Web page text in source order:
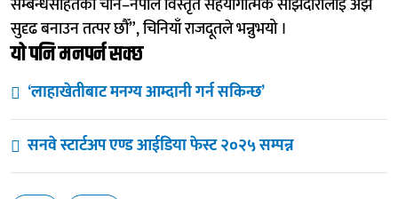
सम्बन्धसहितको चीन–नेपाल विस्तृत सहयोगात्मक साझेदारीलाई अझ
सुदृढ बनाउन तत्पर छौँ”, चिनियाँ राजदूतले भन्नुभयो ।
यो पनि मनपर्न सक्छ
‘लाहाखेतीबाट मनग्य आम्दानी गर्न सकिन्छ’
सनवे स्टार्टअप एण्ड आईडिया फेस्ट २०२५ सम्पन्न